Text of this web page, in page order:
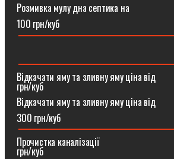
Розмивка мулу дна септика на
100 грн/куб
Відкачати яму та зливну яму ціна
грн/куб
Відкачати яму та зливну яму ціна від
300 грн/куб
Прочистка
грн/куб